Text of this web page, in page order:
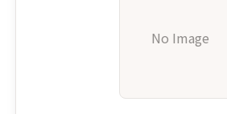
No Image